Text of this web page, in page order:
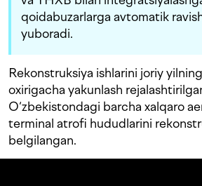
qoidabuzarlarga avtomatik
yuboradi.
Rekonstruksiya ishlarini joriy
oxirigacha yakunlash
O‘zbekistondagi barcha xalqaro
terminal atrofi hududlarini
belgilangan.